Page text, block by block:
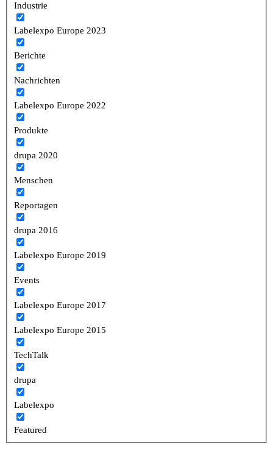
Industrie
Labelexpo Europe 2023
Berichte
Nachrichten
Labelexpo Europe 2022
Produkte
drupa 2020
Menschen
Reportagen
drupa 2016
Labelexpo Europe 2019
Events
Labelexpo Europe 2017
Labelexpo Europe 2015
TechTalk
drupa
Labelexpo
Featured